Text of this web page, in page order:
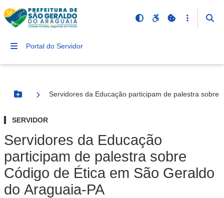
Portal do Servidor
Botão Menu
Servidores da Educação participam de palestra sobre
SERVIDOR
Servidores da Educação
participam de palestra sobre
Código de Ética em São Geraldo
do Araguaia-PA